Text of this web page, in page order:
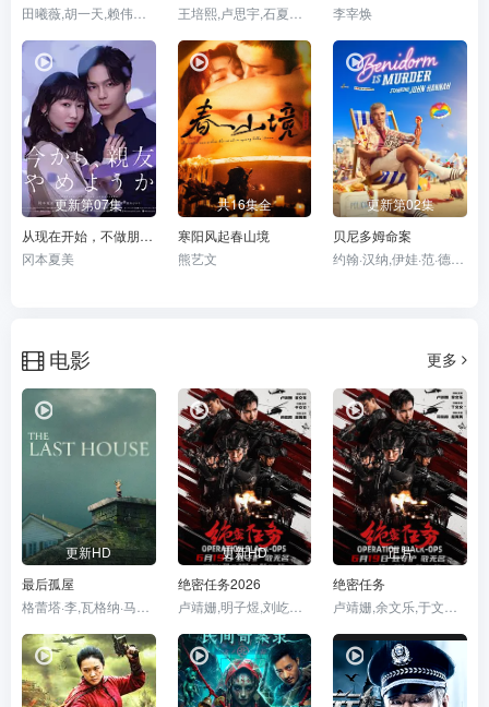
李宰焕
更新第07集
从现在开始，不做朋友了吧。
冈本夏美
共16集全
寒阳风起春山境
熊艺文
更新第02集
贝尼多姆命案
电影 更多
更新HD
最后孤屋
更新HD
绝密任务2026
卢靖姗,明子煜,刘屹宸,喻亢,蒋璐霞,周惠林,陶慧敏,张溯哲,高曙光,曹操,屈菁菁,余文乐,于晓光,于文文,朱庭辰,褚旭,王若麟,常丹丹,叶彤,亮月儿,尚馨,朱烁燃,潘羞月,王飞斐,金丽慧子,凡尼达·宾蒂·伊姆兰,杰布,Keno
正片
绝密任务